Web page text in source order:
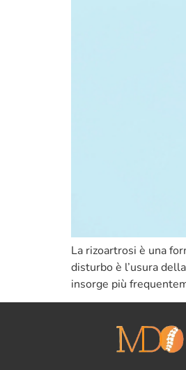
La rizoartrosi è una
disturbo è l’usura
insorge più